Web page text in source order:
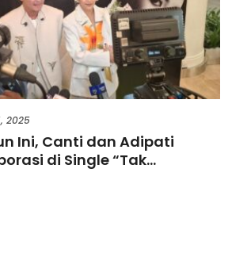
2025
Ini, Canti dan Adipati
di Single “Tak